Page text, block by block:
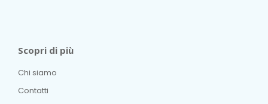
Scopri di più
Chi siamo
Contatti